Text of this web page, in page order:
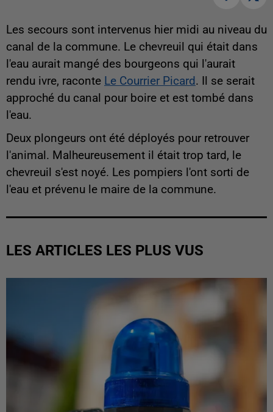
Les secours sont intervenus hier midi au niveau du
canal de la commune. Le chevreuil qui était dans
l'eau aurait mangé des bourgeons qui l'aurait
rendu ivre, raconte Le Courrier Picard. Il se serait
approché du canal pour boire et est tombé dans
l'eau.
Deux plongeurs ont été déployés pour retrouver
l'animal. Malheureusement il était trop tard, le
chevreuil s'est noyé. Les pompiers l'ont sorti de
l'eau et prévenu le maire de la commune.
LES ARTICLES LES PLUS VUS